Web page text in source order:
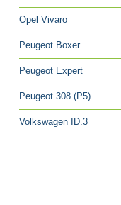
Opel Vivaro
Peugeot Boxer
Peugeot Expert
Peugeot 308 (P5)
Volkswagen ID.3